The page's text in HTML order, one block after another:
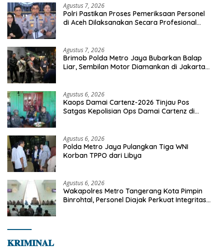
Agustus 7, 2026
Polri Pastikan Proses Pemeriksaan Personel
di Aceh Dilaksanakan Secara Profesional
Agustus 7, 2026
Brimob Polda Metro Jaya Bubarkan Balap
Liar, Sembilan Motor Diamankan di Jakarta
Agustus 6, 2026
Kaops Damai Cartenz-2026 Tinjau Pos
Satgas Kepolisian Ops Damai Cartenz di
Agustus 6, 2026
Polda Metro Jaya Pulangkan Tiga WNI
Korban TPPO dari Libya
Agustus 6, 2026
Wakapolres Metro Tangerang Kota Pimpin
Binrohtal, Personel Diajak Perkuat Integritas
𝐊𝐑𝐈𝐌𝐈𝐍𝐀𝐋